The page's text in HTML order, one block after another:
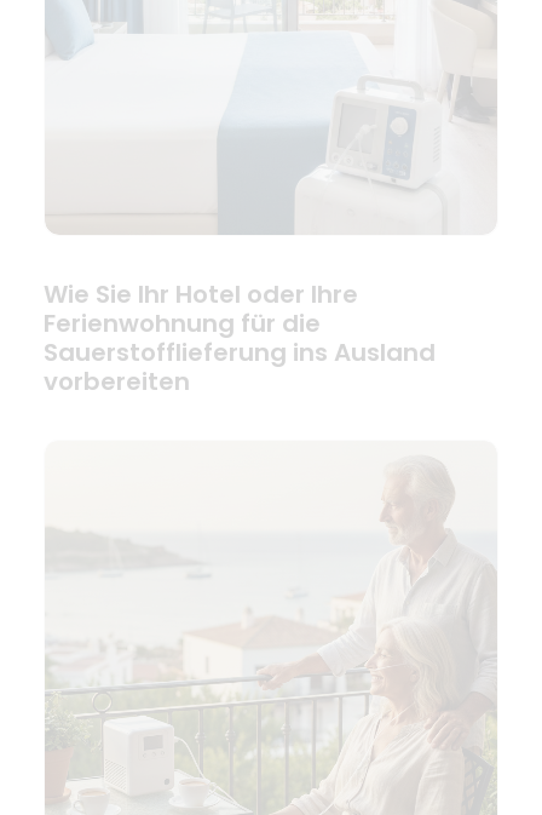
Wie Sie Ihr Hotel oder Ihre
Ferienwohnung für die
Sauerstofflieferung ins Ausland
vorbereiten